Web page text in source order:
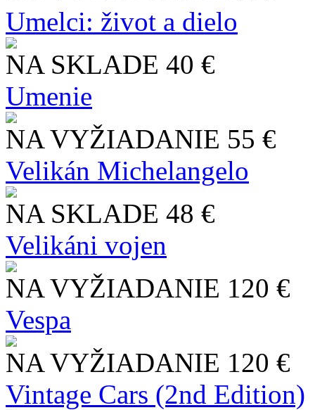
Umelci: život a dielo
NA SKLADE 40 €
Umenie
NA VYŽIADANIE 55 €
Velikán Michelangelo
NA SKLADE 48 €
Velikáni vojen
NA VYŽIADANIE 120 €
Vespa
NA VYŽIADANIE 120 €
Vintage Cars (2nd Edition)